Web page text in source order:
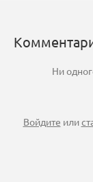
Ни
Войдите или